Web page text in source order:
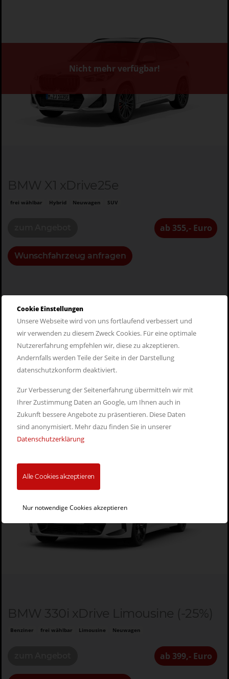
Nicht mehr verfügbar!
BMW X1 xDrive25e
frei wählbar Hybrid Neuwagen SUV
ab 355,- Euro
Wunschfahrzeug anfragen
ab 355,- Euro exkl. MwSt.
Leasingfaktor
ab 0,87
Listenpreis
BMW 330i xDrive Limousine (-25%)
Benziner frei wählbar Limousine Neuwagen
ab 399,- Euro
Cookie Einstellungen
Unsere Webseite wird von uns fortlaufend verbessert und
wir verwenden zu diesem Zweck Cookies. Für eine optimale
Nutzererfahrung empfehlen wir, diese zu akzeptieren.
Andernfalls werden Teile der Seite in der Darstellung
datenschutzkonform deaktiviert.
Zur Verbesserung der Seitenerfahrung übermitteln wir mit
Ihrer Zustimmung Daten an Google, um Ihnen auch in
Zukunft bessere Angebote zu präsentieren. Diese Daten
sind anonymisiert. Mehr dazu finden Sie in unserer
Datenschutzerklärung
Alle Cookies akzeptieren
Nur notwendige Cookies akzeptieren